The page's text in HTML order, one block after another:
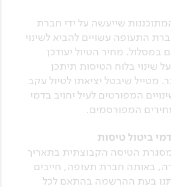
שייעשה על ידי חברת
התעופה עשויים להביא לשינוי
במסלול. מחיר הטיול יעודכן
שינוי בלוח הטיסות תיתכן
מטייל שיבטל יציאתו לטיול עקב
המפורטים לעיל יחויב בדמי
המפורסמים.
הטיסה הקבוצתית בתאריך
באותה חברת תעופה, חייבים
בעת ההרשמה בהתאם לכל